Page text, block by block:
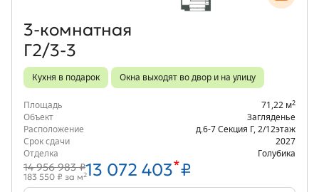
3‑комнатная
Г2/3-3
Кухня в подарок Окна выходят во двор и на улицу
Площадь 71,22 м2
Объект
Загляденье
Расположение
д.6-7 Секция Г, 2/12этаж
Срок сдачи
2027
Отделка
Голубика
14 956 983 ₽13 072 403*₽
183 550 ₽ за м2